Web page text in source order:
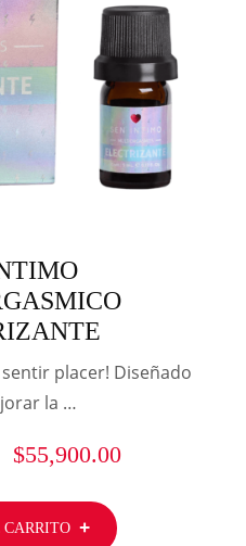
sentir placer! Diseñado
la …
$55,900.00